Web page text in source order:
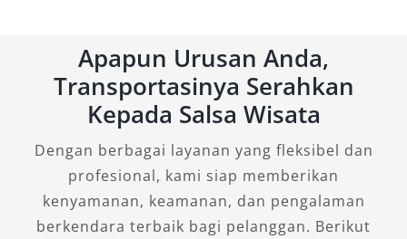
Apapun Urusan Anda,
Transportasinya Serahkan
Kepada Salsa Wisata
Dengan berbagai layanan yang fleksibel dan
profesional, kami siap memberikan
kenyamanan, keamanan, dan pengalaman
berkendara terbaik bagi pelanggan. Berikut